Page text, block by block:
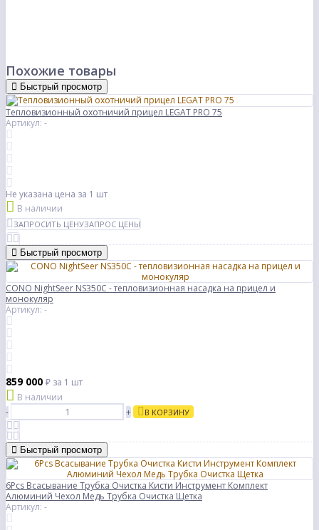
Похожие товары
Быстрый просмотр
Тепловизионный охотничий прицел LEGAT PRO 75
Артикул: -
Не указана цена за 1 шт
В наличии
ЗАПРОСИТЬ ЦЕНУЗАПРОС ЦЕНЫ
Быстрый просмотр
CONO NightSeer NS350C - тепловизионная насадка на прицел и
монокуляр
Артикул: -
859 000 ₽ за 1 шт
В наличии
-
+ В КОРЗИНУ
Быстрый просмотр
6Pcs Всасывание Трубка Очистка Кисти Инструмент Комплект
Алюминий Чехол Медь Трубка Очистка Щетка
Артикул: -